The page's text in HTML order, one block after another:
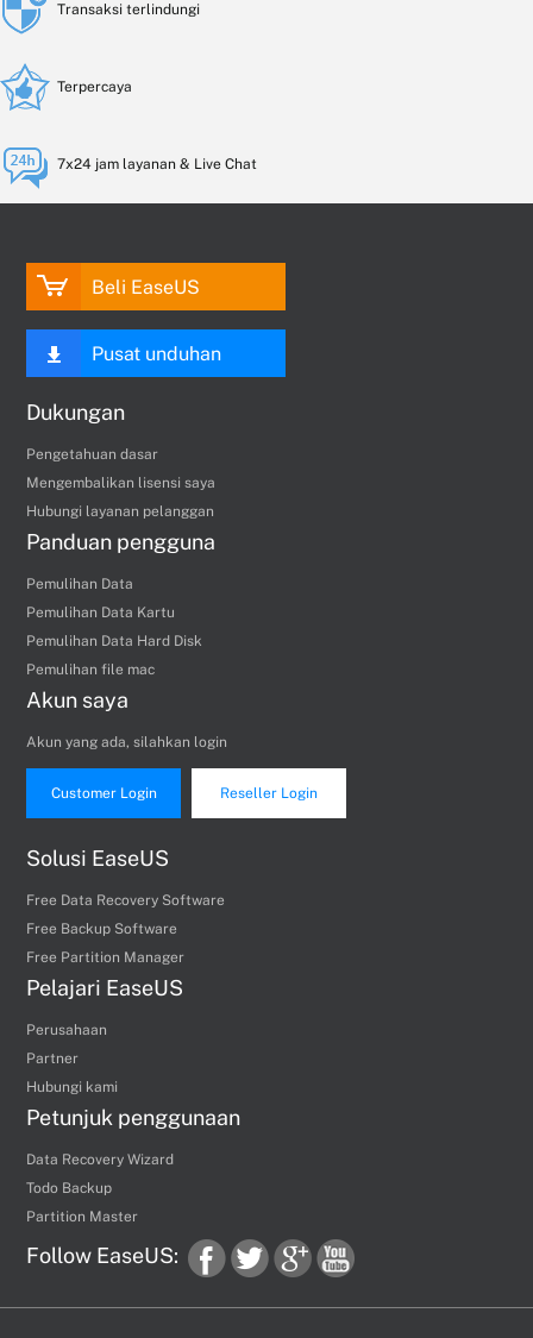
Transaksi terlindungi
Terpercaya
7x24 jam layanan & Live Chat
Beli EaseUS
Pusat unduhan
Dukungan
Pengetahuan dasar
Mengembalikan lisensi saya
Hubungi layanan pelanggan
Panduan pengguna
Pemulihan Data
Pemulihan Data Kartu
Pemulihan Data Hard Disk
Pemulihan file mac
Akun saya
Akun yang ada, silahkan login
Customer Login Reseller Login
Solusi EaseUS
Free Data Recovery Software
Free Backup Software
Free Partition Manager
Pelajari EaseUS
Perusahaan
Partner
Hubungi kami
Petunjuk penggunaan
Data Recovery Wizard
Todo Backup
Partition Master
Follow EaseUS:
fac twi goo you